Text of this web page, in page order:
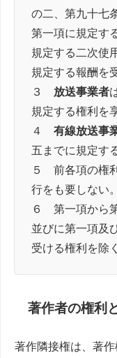
の二、第九十七
第一項に規定す
規定する二次使
規定する報酬を
３ 放送事業者
規定する権利を
４ 有線放送事
五までに規定す
５ 前各項の権
行をも要しない。
６ 第一項から
並びに第一項及
受ける権利を除
著作者の権利
著作隣接権は、著作